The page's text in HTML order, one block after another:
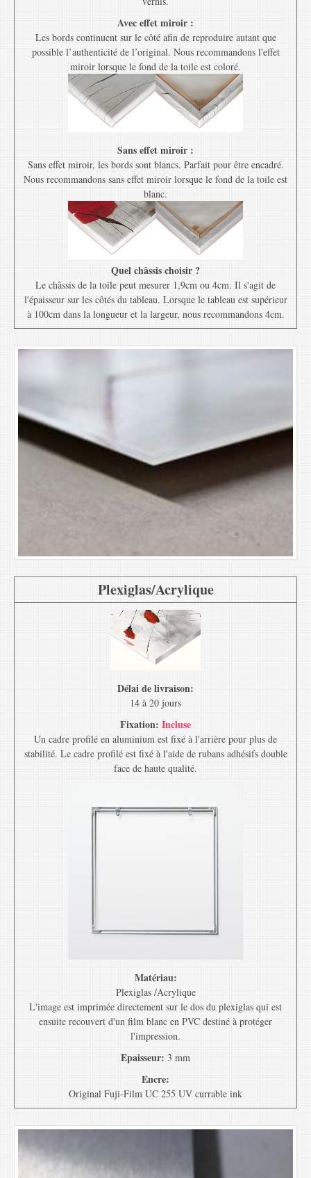
Avec effet miroir :
Les bords continuent sur le côté afin de reproduire autant que
possible l’authenticité de l’original. Nous recommandons l'effet
miroir lorsque le fond de la toile est coloré.
Sans effet miroir :
Sans effet miroir, les bords sont blancs. Parfait pour être encadré.
Nous recommandons sans effet miroir lorsque le fond de la toile est
blanc.
Quel châssis choisir ?
Le châssis de la toile peut mesurer 1,9cm ou 4cm. Il s'agit de
l'épaisseur sur les côtés du tableau. Lorsque le tableau est supérieur
à 100cm dans la longueur et la largeur, nous recommandons 4cm.
Plexiglas/Acrylique
Délai de livraison:
14 à 20 jours
Fixation: Incluse
Un cadre profilé en aluminium est fixé à l'arrière pour plus de
stabilité. Le cadre profilé est fixé à l'aide de rubans adhésifs double
face de haute qualité.
Matériau:
Plexiglas /Acrylique
L'image est imprimée directement sur le dos du plexiglas qui est
ensuite recouvert d'un film blanc en PVC destiné à protéger
l'impression.
Epaisseur: 3 mm
Encre:
Original Fuji-Film UC 255 UV currable ink